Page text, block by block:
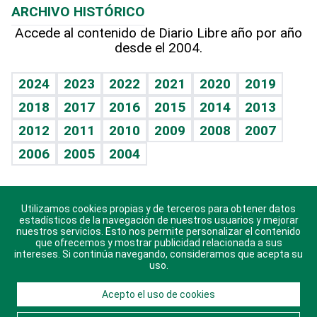
Hablando con el pediatra
Vida y familia
Eñe
Celebrando la vida
Sin complejos
En pocas palabras
Escuchando al corazón
Economía Personal
TBT Deportivo
Más firmas
Hecho en casa
Guía del dinero
Cumpleaños
Horóscopos
Crucigramas
ARCHIVO HISTÓRICO
Accede al contenido de Diario Libre año por año
desde el 2004.
2024 2023 2022 2021 2020
2019
2018
2017 2016 2015 2014
2013
2012
2011 2010 2009 2008
2007
2006
2005 2004
Descarga nuestras aplicaciones para Android, iOS y
sistema Huawei.
© 2021 Diario Libre, todos los derechos reservados.
Utilizamos cookies propias y de terceros para obtener datos
estadísticos de la navegación de nuestros usuarios y mejorar
nuestros servicios. Esto nos permite personalizar el contenido
que ofrecemos y mostrar publicidad relacionada a sus
intereses. Si continúa navegando, consideramos que acepta su
uso.
Acepto el uso de cookies